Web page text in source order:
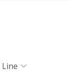
Line